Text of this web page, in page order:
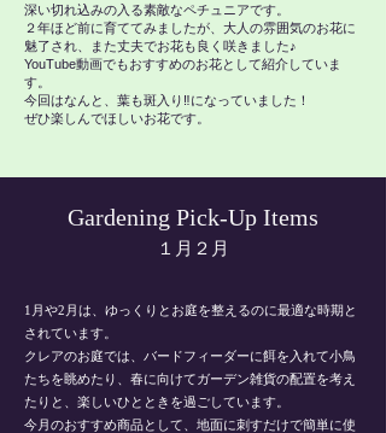
深い切れ込みの入る素敵なペチュニアです。
２年ほど前に育ててみましたが、大人の雰囲気のお花に
魅了され、また丈夫でお花も良く咲きました♪
YouTube動画でもおすすめのお花として紹介していま
す。
今回はなんと、葉も斑入り‼︎になっていました！
ぜひ楽しんでほしいお花です。
Gardening Pick-Up Items
１月２月
​1月や2月は、ゆっくりとお庭を整えるのに最適な時期と
されています。
クレアのお庭では、バードフィーダーに餌を入れて小鳥
たちを眺めたり、春に向けてガーデン雑貨の配置を考え
たりと、楽しいひとときを過ごしています。
今月のおすすめ商品として、地面に刺すだけで簡単に使